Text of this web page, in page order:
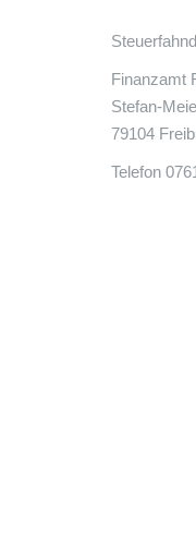
Finanzamt
Stefan-
79104
Telefon